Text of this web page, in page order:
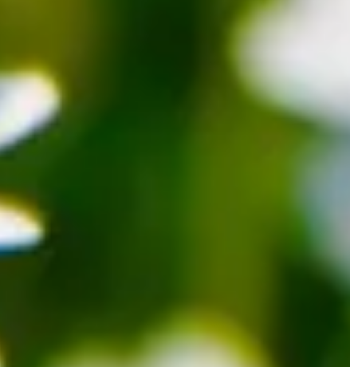
Böden und vertragen sowohl Halbschatten als auch Sonne.
nach der Blüte ein wenig zurückgeschnitten, der Hauptschnitt
Blätter ausgezupft, bis das letzte Blatt über die Antwort
Liebenden können sie jedoch auch die Frage stellen:
eine schöne Ergänzung, denn sie bringen Helligkeit und